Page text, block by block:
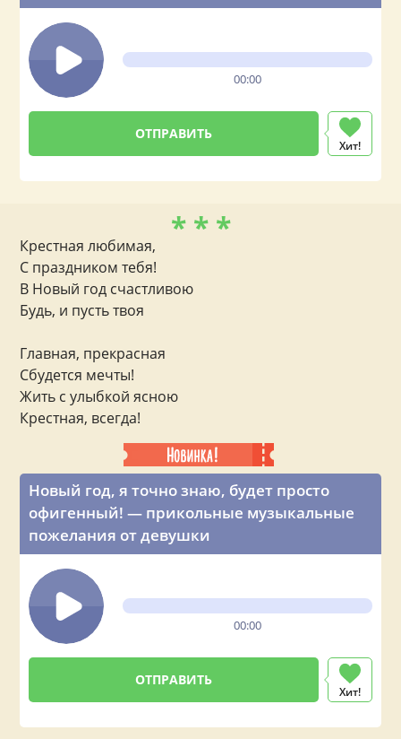
00:00
Хит!
Новый год, я точно знаю, будет просто
офигенный! — прикольные музыкальные
пожелания от девушки
00:00
Хит!
* * *
Крестная любимая,
С праздником тебя!
В Новый год счастливою
Будь, и пусть твоя
Главная, прекрасная
Сбудется мечты!
Жить с улыбкой ясною
Крестная, всегда!